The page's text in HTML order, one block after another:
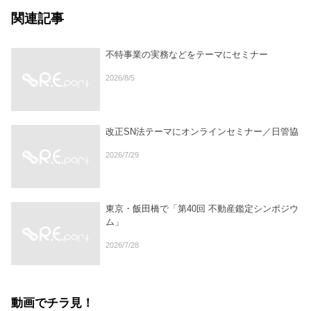
関連記事
不特事業の実務などをテーマにセミナー
2026/8/5
改正SN法テーマにオンラインセミナー／日管協
2026/7/29
東京・飯田橋で「第40回 不動産鑑定シンポジウ
ム」
2026/7/28
動画でチラ見！